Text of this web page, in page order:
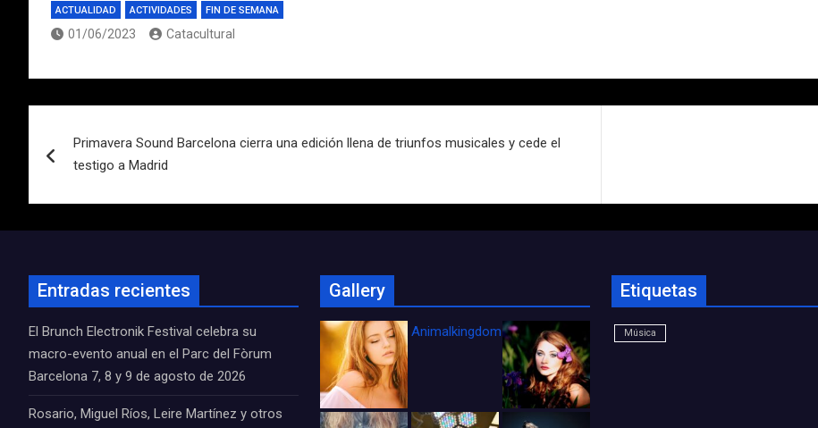
ACTUALIDAD ACTIVIDADES FIN DE SEMANA
01/06/2023 Catacultural
de
entradas
Primavera Sound Barcelona cierra una edición llena de triunfos musicales y cede el
testigo a Madrid
Entradas recientes
El Brunch Electronik Festival celebra su
macro-evento anual en el Parc del Fòrum
Barcelona 7, 8 y 9 de agosto de 2026
Rosario, Miguel Ríos, Leire Martínez y otros
Gallery
Animalkingdom_FichaCine
Etiquetas
Música